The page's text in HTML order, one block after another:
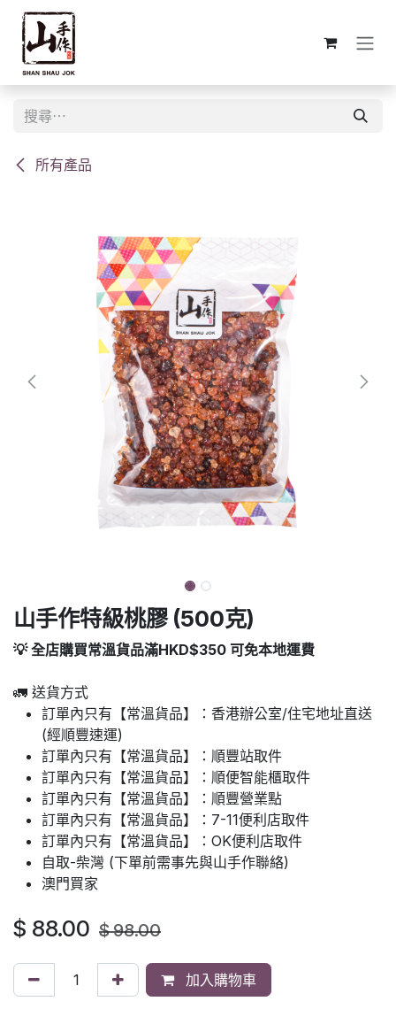
跳至內容
所有產品
山手作特級桃膠 (500克)
💡 全店購買常溫貨品滿HKD$350 可免本地運費
🚛 送貨方式
訂單內只有【常溫貨品】：香港辦公室/住宅地址直送
(經順豐速運)
訂單內只有【常溫貨品】：順豐站取件
訂單內只有【常溫貨品】：順便智能櫃取件
訂單內只有【常溫貨品】：順豐營業點
訂單內只有【常溫貨品】：7-11便利店取件
訂單內只有【常溫貨品】：OK便利店取件
自取-柴灣 (下單前需事先與山手作聯絡)
澳門買家
$ 88.00 $98.00
加入購物車